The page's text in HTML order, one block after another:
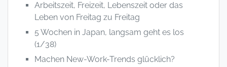
Arbeitszeit, Freizeit, Lebenszeit oder das
Leben von Freitag zu Freitag
5 Wochen in Japan, langsam geht es los
(1/38)
Machen New-Work-Trends glücklich?